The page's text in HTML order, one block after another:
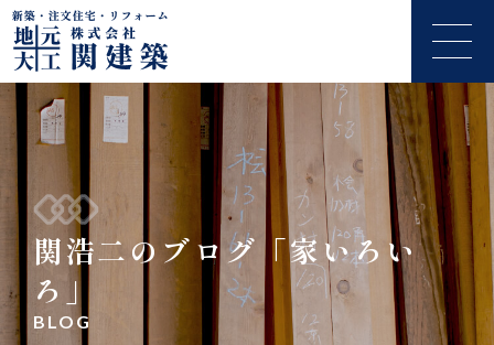
関浩二のブログ「家いろい
ろ」
BLOG